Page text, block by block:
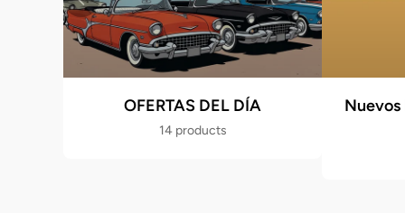
OFERTAS DEL DÍA
14 products
Nuevos